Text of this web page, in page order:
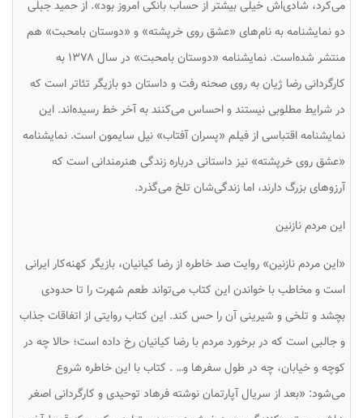
می‌کرد، شادی‌اش خیلی بیشتر از حساب بانکی امروز بود». از حمید جبلی
دو نمایشنامه به نام‌های «عشق روی خرپشته» و «دوستان بامحبت» هم
منتشر شده‌است. نمایشنامه «دوستان بامحبت» در سال ۱۳۷۸ به
کارگردانی رضا ژیان به روی صحنه رفت و داستان دو بازیگر تئاتر است که
در شرایط مطلوبی نیستند و احساس می‌کنند به آخر خط رسیده‌اند. این
نمایشنامه اقتباسی از فیلم «پسران آفتاب» نیل سایمون است. نمایشنامه
«عشق روی خرپشته» نیز داستانی درباره زندگی هنرمندانی است که
آرزوهای بزرگ دارند، اما زندگی‌شان تلخ می‌گذرد.
این مردم نازنین
«این مردم نازنین» روایت صد خاطره از رضا کیانیان، بازیگر کهنه‌کار ایرانی
است و مخاطب با خواندن این کتاب می‌تواند طعم شهرت را تا حدودی
بچشد و تلخی و شیرینی آن را حس کند. این کتاب روایتی از اتفاقات جذاب
و جالبی است که در برخورد مردم با رضا کیانیان رخ داده است؛ حالا چه در
کوچه و خیابان، چه در طول سفرها و… . کتاب با این خاطره شروع
می‌شود: «بعد از سریال آپارتمان نوشته فرهاد توحیدی و کارگردانی اصغر